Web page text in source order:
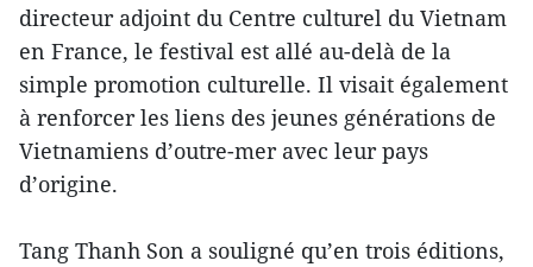
directeur adjoint du Centre culturel du Vietnam
en France, le festival est allé au-delà de la
simple promotion culturelle. Il visait également
à renforcer les liens des jeunes générations de
Vietnamiens d’outre-mer avec leur pays
d’origine.
Tang Thanh Son a souligné qu’en trois éditions,